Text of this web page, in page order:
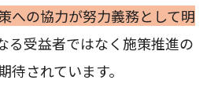
への協力が努力義務として明
る受益者ではなく施策推進の
されています。